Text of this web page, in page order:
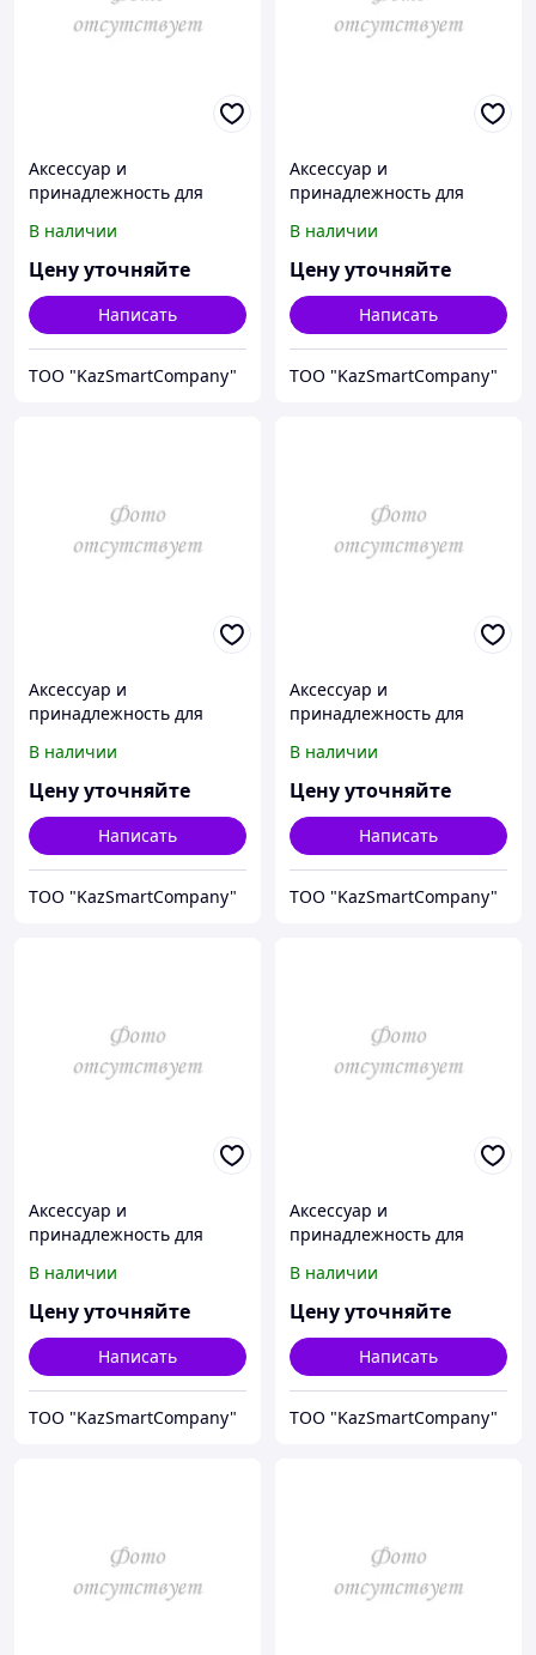
Аксессуар и
принадлежность для
калибровки Fluke
Calibration 3107-2902
В наличии
Цену уточняйте
Написать
ТОО "KazSmartCompany"
Аксессуар и
принадлежность для
калибровки Fluke
Calibration 3109-0
В наличии
Цену уточняйте
Написать
ТОО "KazSmartCompany"
Аксессуар и
принадлежность для
калибровки Fluke
Calibration 3109-1
В наличии
Цену уточняйте
Написать
ТОО "KazSmartCompany"
Аксессуар и
принадлежность для
калибровки Fluke
Calibration 3109-2
В наличии
Цену уточняйте
Написать
ТОО "KazSmartCompany"
Аксессуар и
принадлежность для
калибровки Fluke
Calibration 3109-3
В наличии
Цену уточняйте
Написать
ТОО "KazSmartCompany"
Аксессуар и
принадлежность для
калибровки Fluke
Calibration 3109-4
В наличии
Цену уточняйте
Написать
ТОО "KazSmartCompany"